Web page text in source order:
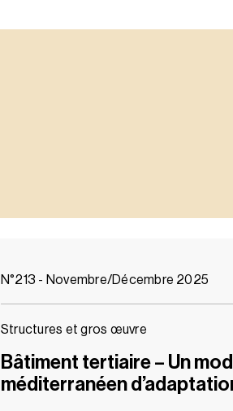
N°213 - Novembre/Décembre 2025
Structures et gros œuvre
Bâtiment tertiaire – Un
méditerranéen